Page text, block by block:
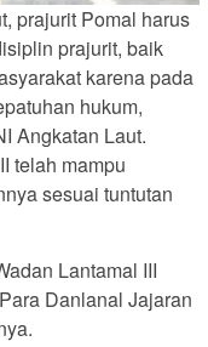
prajurit Pomal harus
prajurit, baik
karena pada
hukum,
Angkatan Laut.
telah mampu
sesuai tuntutan
Lantamal III
Danlanal Jajaran